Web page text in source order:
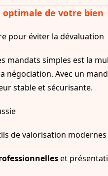
de votre bien
pour éviter la dévaluation
mandats simples est la
négociation. Avec un
stable et sécurisante.
de valorisation
et